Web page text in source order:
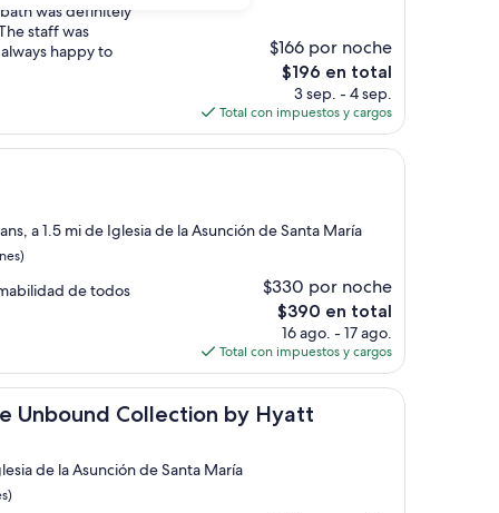
was definitely
staff was
happy to
$166 por noche
El
precio
actual
es
de
$196 en total
3 sep. - 4 sep.
Total con impuestos y cargos
a 1.5 mi de Iglesia de la Asunción de Santa María
de todos
$330 por noche
El
precio
actual
es
de
$390
$390 en total
16 ago. - 17 ago.
Total con impuestos y cargos
Unbound Collection by Hyatt
Collection by Hyatt
de la Asunción de Santa María